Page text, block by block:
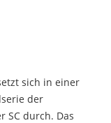
sich in einer
der
SC durch. Das